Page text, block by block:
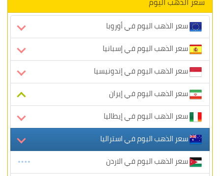
سعر الذهب اليوم في أوروبا
سعر الذهب اليوم في إسبانيا
سعر الذهب اليوم في إندونيسيا
سعر الذهب اليوم في إيران
سعر الذهب اليوم في إيطاليا
سعر الذهب اليوم في استراليا
سعر الذهب اليوم في الاردن